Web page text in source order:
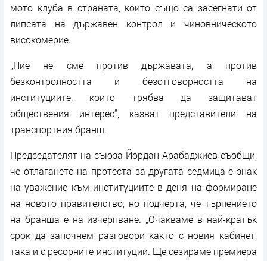
мото клуба в страната, които също са засегнати от
липсата на държавен контрол и чиновническото
високомерие.
„Ние не сме против държавата, а против
безконтролността и безотговорността на
институциите, които трябва да защитават
обществения интерес“, казват представители на
транспортния бранш.
Председателят на съюза Йордан Арабаджиев съобщи,
че отлагането на протеста за другата седмица е знак
на уважение към институциите в деня на формиране
на новото правителство, но подчерта, че търпението
на бранша е на изчерпване. „Очакваме в най-кратък
срок да започнем разговори както с новия кабинет,
така и с ресорните институции. Ще сезираме премиера